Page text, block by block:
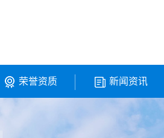
荣誉资质 新闻资讯